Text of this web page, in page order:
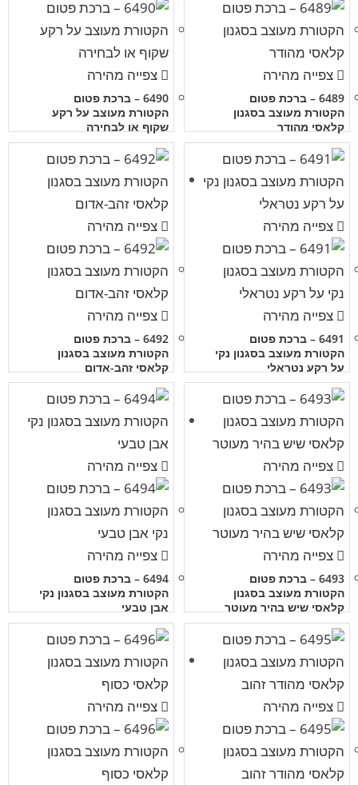
צפייה מהירה
6489 – ברכת פטום
הקטורת מעוצב בסגנון
קלאסי מהודר
צפייה מהירה
6490 – ברכת פטום
הקטורת מעוצב על רקע
שקוף או לבחירה
צפייה מהירה
צפייה מהירה
6491 – ברכת פטום
הקטורת מעוצב בסגנון נקי
על רקע נטראלי
צפייה מהירה
צפייה מהירה
6492 – ברכת פטום
הקטורת מעוצב בסגנון
קלאסי זהב-אדום
צפייה מהירה
צפייה מהירה
6493 – ברכת פטום
הקטורת מעוצב בסגנון
קלאסי שיש בהיר מעוטר
צפייה מהירה
צפייה מהירה
6494 – ברכת פטום
הקטורת מעוצב בסגנון נקי
אבן טבעי
צפייה מהירה צפייה מהירה